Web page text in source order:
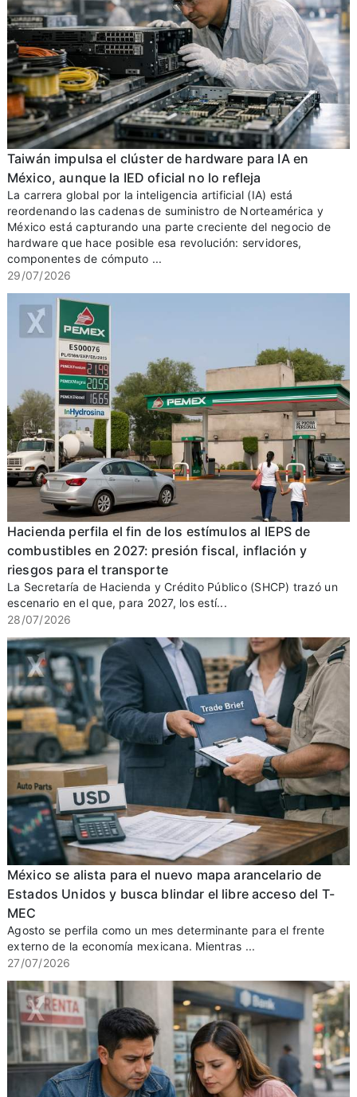
Taiwán impulsa el clúster de hardware para IA en
México, aunque la IED oficial no lo refleja
La carrera global por la inteligencia artificial (IA) está
reordenando las cadenas de suministro de Norteamérica y
México está capturando una parte creciente del negocio de
hardware que hace posible esa revolución: servidores,
componentes de cómputo ...
29/07/2026
Hacienda perfila el fin de los estímulos al IEPS de
combustibles en 2027: presión fiscal, inflación y
riesgos para el transporte
La Secretaría de Hacienda y Crédito Público (SHCP) trazó un
escenario en el que, para 2027, los estí...
28/07/2026
México se alista para el nuevo mapa arancelario de
Estados Unidos y busca blindar el libre acceso del T-
MEC
Agosto se perfila como un mes determinante para el frente
externo de la economía mexicana. Mientras ...
27/07/2026